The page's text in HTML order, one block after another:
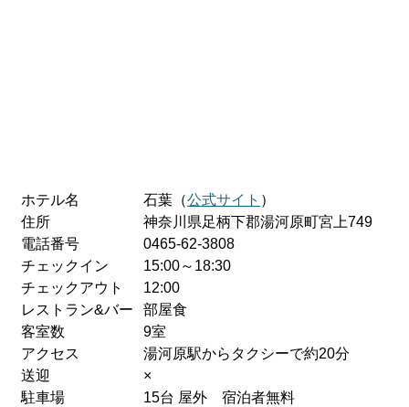
ホテル名 石葉（公式サイト ）
住所
神奈川県足柄下郡湯河原町宮上749
電話番号
0465-62-3808
チェックイン
15:00～18:30
チェックアウト
12:00
レストラン&バー
部屋食
客室数
9室
アクセス
湯河原駅からタクシーで約20分
送迎
×
駐車場
15台 屋外 宿泊者無料